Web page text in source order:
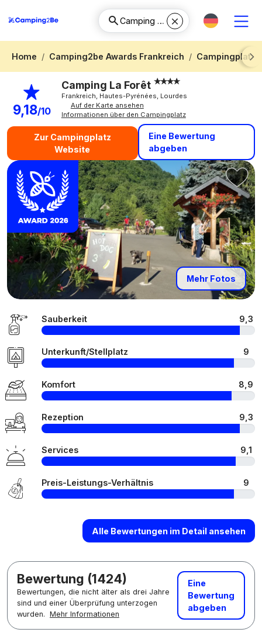
Home Camping2be Awards Frankreich
Campingplatz
Next
9,18/10
Camping La Forêt
Frankreich, Hautes-Pyrénées, Lourdes
Auf der Karte ansehen
Informationen über den Campingplatz
Zur Campingplatz
Website
Eine Bewertung
abgeben
Mehr Fotos
Sauberkeit 9,3
Unterkunft/Stellplatz 9
Komfort 8,9
Rezeption 9,3
Services 9,1
Preis-Leistungs-Verhältnis 9
Alle Bewertungen im Detail ansehen
Bewertung (1424)
Bewertungen, die nicht älter als drei Jahre
sind und einer Überprüfung unterzogen
wurden. Mehr Informationen
Eine
Bewertung
abgeben